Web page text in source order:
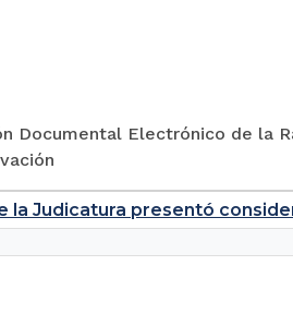
Documental Electrónico de la
la Judicatura presentó